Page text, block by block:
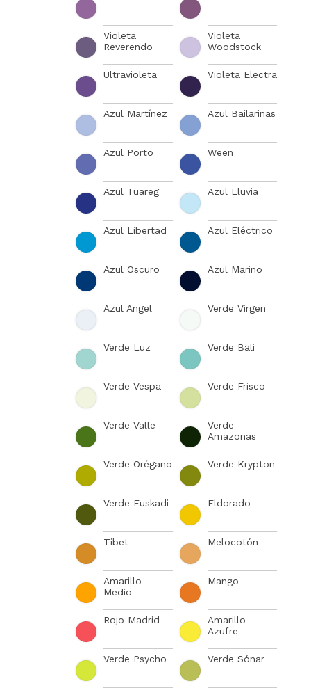
Violeta
Reverendo
Violeta
Woodstock
Ultravioleta Violeta Electra
Azul Martínez Azul Bailarinas
Azul Porto Ween
Azul Tuareg Azul Lluvia
Azul Libertad Azul Eléctrico
Azul Oscuro Azul Marino
Azul Angel Verde Virgen
Verde Luz Verde Bali
Verde Vespa Verde Frisco
Verde Valle
Verde
Amazonas
Verde Orégano Verde Krypton
Verde Euskadi Eldorado
Tibet Melocotón
Amarillo
Medio
Mango
Rojo Madrid
Amarillo
Azufre
Verde Psycho Verde Sónar